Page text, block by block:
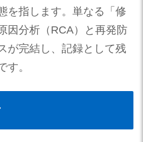
を指します。単なる「修
因分析（RCA）と再発防
が完結し、記録として残
す。